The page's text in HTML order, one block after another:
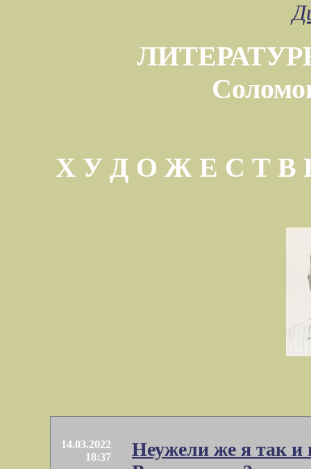
Х У Д О Ж Е С Т
14.03.2022
18:37
Неужели же я так и